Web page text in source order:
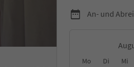
An- und
Mo Di Mi